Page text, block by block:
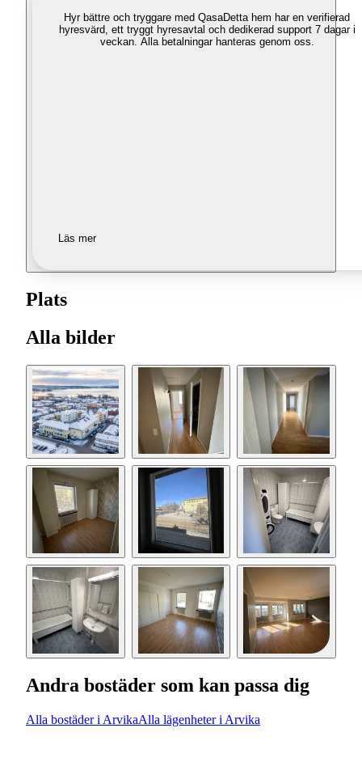
Hyr bättre och tryggare med QasaDetta hem har en verifierad
hyresvärd, ett tryggt hyresavtal och dedikerad support 7 dagar i
veckan. Alla betalningar hanteras genom oss.
Läs mer
Plats
Alla bilder
Andra bostäder som kan passa dig
Alla bostäder i ArvikaAlla lägenheter i Arvika